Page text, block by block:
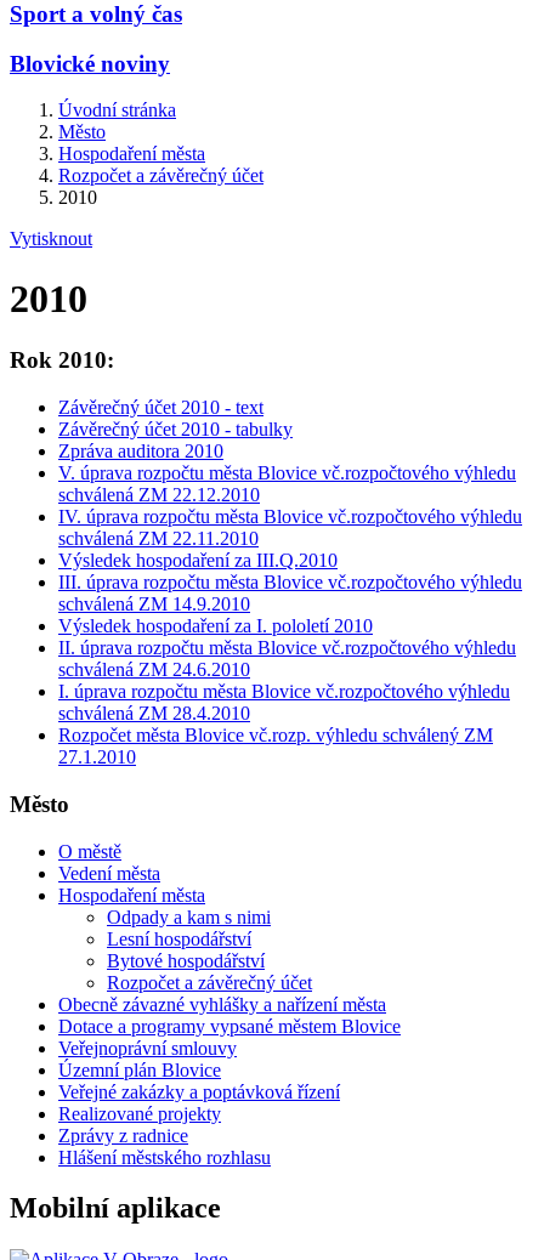
Sport a volný čas
Blovické noviny
Úvodní stránka
Město
Hospodaření města
Rozpočet a závěrečný účet
2010
Vytisknout
2010
Rok 2010:
Závěrečný účet 2010 - text
Závěrečný účet 2010 - tabulky
Zpráva auditora 2010
V. úprava rozpočtu města Blovice vč.rozpočtového výhledu
schválená ZM 22.12.2010
IV. úprava rozpočtu města Blovice vč.rozpočtového výhledu
schválená ZM 22.11.2010
Výsledek hospodaření za III.Q.2010
III. úprava rozpočtu města Blovice vč.rozpočtového výhledu
schválená ZM 14.9.2010
Výsledek hospodaření za I. pololetí 2010
II. úprava rozpočtu města Blovice vč.rozpočtového výhledu
schválená ZM 24.6.2010
I. úprava rozpočtu města Blovice vč.rozpočtového výhledu
schválená ZM 28.4.2010
Rozpočet města Blovice vč.rozp. výhledu schválený ZM
27.1.2010
Město
O městě
Vedení města
Hospodaření města
Odpady a kam s nimi
Lesní hospodářství
Bytové hospodářství
Rozpočet a závěrečný účet
Obecně závazné vyhlášky a nařízení města
Dotace a programy vypsané městem Blovice
Veřejnoprávní smlouvy
Územní plán Blovice
Veřejné zakázky a poptávková řízení
Realizované projekty
Zprávy z radnice
Hlášení městského rozhlasu
Mobilní aplikace